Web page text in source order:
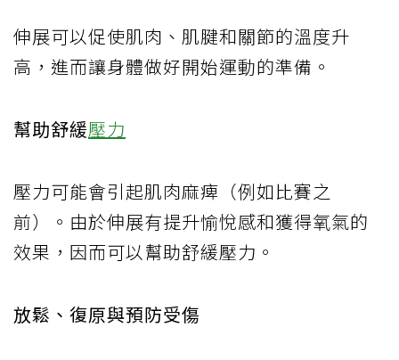
伸展可以促使肌肉、肌腱和關節的溫度升
高，進而讓身體做好開始運動的準備。
幫助舒緩壓力
壓力可能會引起肌肉麻痺（例如比賽之
前）。由於伸展有提升愉悅感和獲得氧氣的
效果，因而可以幫助舒緩壓力。
放鬆、復原與預防受傷